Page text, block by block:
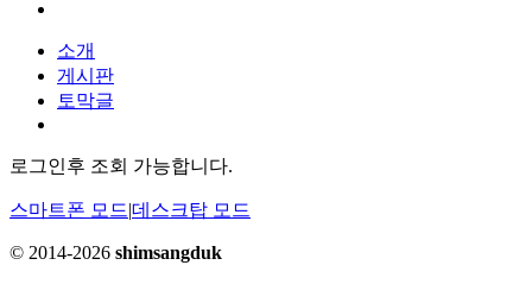
소개
게시판
토막글
로그인후 조회 가능합니다.
스마트폰 모드|데스크탑 모드
© 2014-2026 shimsangduk